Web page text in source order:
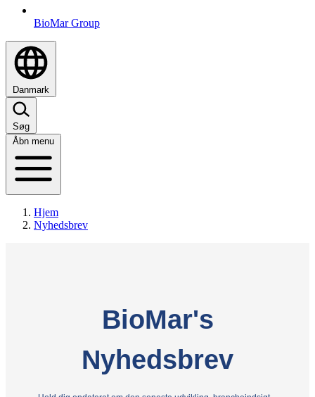
BioMar Group
Danmark
Søg
Åbn menu
Hjem
Nyhedsbrev